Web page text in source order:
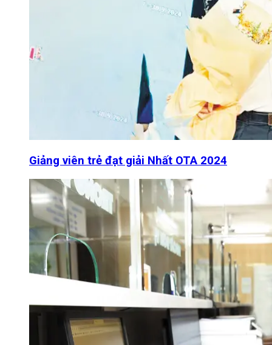
Giảng viên trẻ đạt giải Nhất OTA 2024